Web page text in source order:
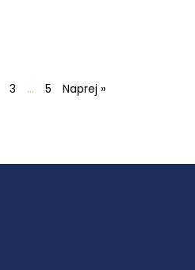
3 … 5 Naprej »